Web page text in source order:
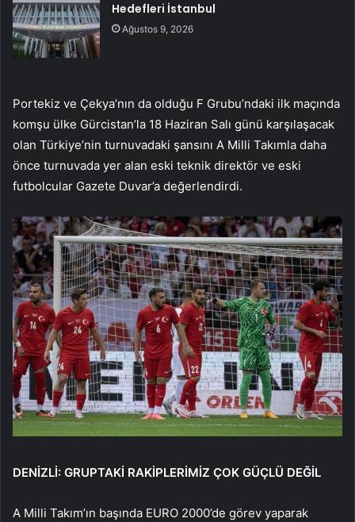
Hedefleri İstanbul
Ağustos 9, 2026
Portekiz ve Çekya’nın da olduğu F Grubu’ndaki ilk maçında
komşu ülke Gürcistan’la 18 Haziran Salı günü karşılaşacak
olan Türkiye’nin turnuvadaki şansını A Milli Takımla daha
önce turnuvada yer alan eski teknik direktör ve eski
futbolcular Gazete Duvar’a değerlendirdi.
DENİZLİ: GRUPTAKİ RAKİPLERİMİZ ÇOK GÜÇLÜ DEĞİL
A Milli Takım’ın başında EURO 2000’de görev yaparak